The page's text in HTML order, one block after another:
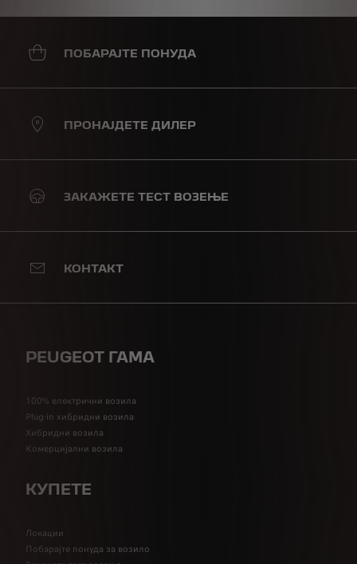
ПОБАРАЈТЕ ПОНУДА
ПРОНАЈДЕТЕ ДИЛЕР
ЗАКАЖЕТЕ ТЕСТ ВОЗЕЊЕ
КОНТАКТ
PEUGEOT ГАМА
100% електрични возила
Plug-in хибридни возила
Хибридни возила
Комерцијални возила
КУПЕТЕ
Локации
Побарајте понуда за возило